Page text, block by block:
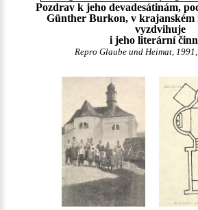
Pozdrav k jeho devadesátinám,
Günther Burkon, v krajanském
vyzdvihuje
i jeho literární
Repro Glaube und Heimat,